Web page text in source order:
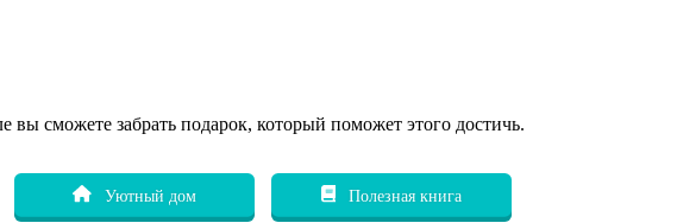
сможете забрать подарок, который поможет этого достичь.
Уютный дом Полезная книга